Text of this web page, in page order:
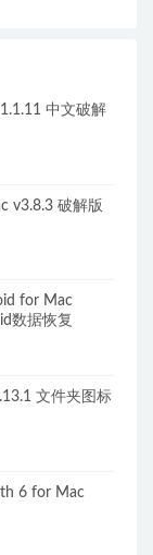
中文破解
v3.8.3 破解版
for Mac
数据恢复
文件夹图标
6 for Mac